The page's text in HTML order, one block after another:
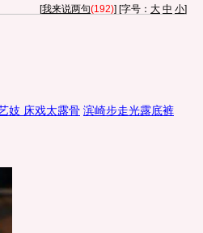
[我来说两句(192)] [字号： 大 中 小]
妓 床戏太露骨 滨崎步走光露底裤